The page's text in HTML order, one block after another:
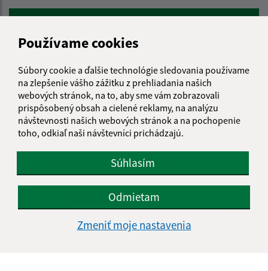
Používame cookies
Súbory cookie a ďalšie technológie sledovania používame
na zlepšenie vášho zážitku z prehliadania našich
webových stránok, na to, aby sme vám zobrazovali
prispôsobený obsah a cielené reklamy, na analýzu
návštevnosti našich webových stránok a na pochopenie
toho, odkiaľ naši návštevníci prichádzajú.
Súhlasím
Odmietam
Zmeniť moje nastavenia
Google reCaptcha ResponseOdoslať správu
Úradné hodiny:
Deň
Čas doobeda Čas poobede
Pondelok:
08:00 - 13:00 13:30 - 16:00
Utorok:
08:00 - 13:00 13:30 - 16:00
Streda:
08:00 - 13:00 13:30 - 16:00
nestránkový deň
Obedňajšia prestávka:13:00 - 13:30